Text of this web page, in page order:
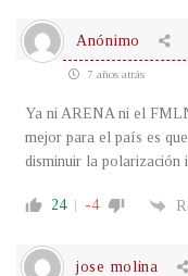
Anónimo
7 años atrás
Ya ni ARENA ni el
mejor para el país es
disminuir la polarización
24 -4
jose molina